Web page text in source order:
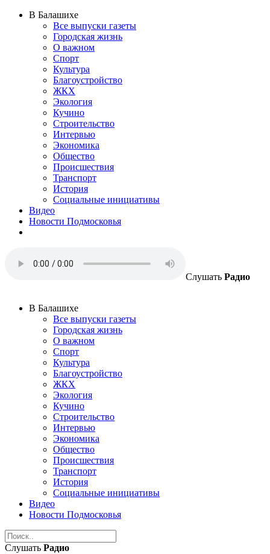
В Балашихе
Все выпуски газеты
Городская жизнь
О важном
Спорт
Культура
Благоустройство
ЖКХ
Экология
Кучино
Строительство
Интервью
Экономика
Общество
Происшествия
Транспорт
История
Социальные инициативы
Видео
Новости Подмосковья
Слушать Радио
В Балашихе
Все выпуски газеты
Городская жизнь
О важном
Спорт
Культура
Благоустройство
ЖКХ
Экология
Кучино
Строительство
Интервью
Экономика
Общество
Происшествия
Транспорт
История
Социальные инициативы
Видео
Новости Подмосковья
Слушать Радио